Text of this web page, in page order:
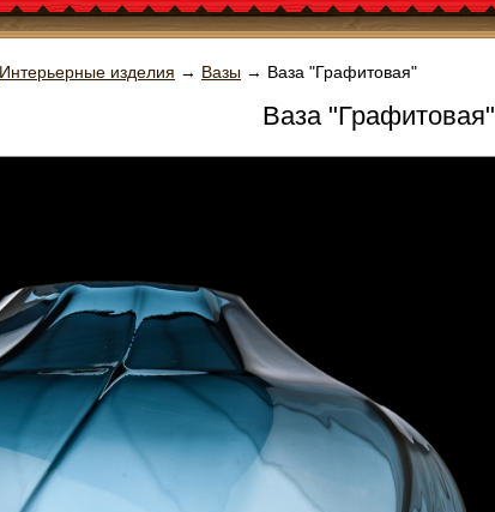
Интерьерные изделия → Вазы → Ваза "Графитовая"
Ваза "Графитовая"